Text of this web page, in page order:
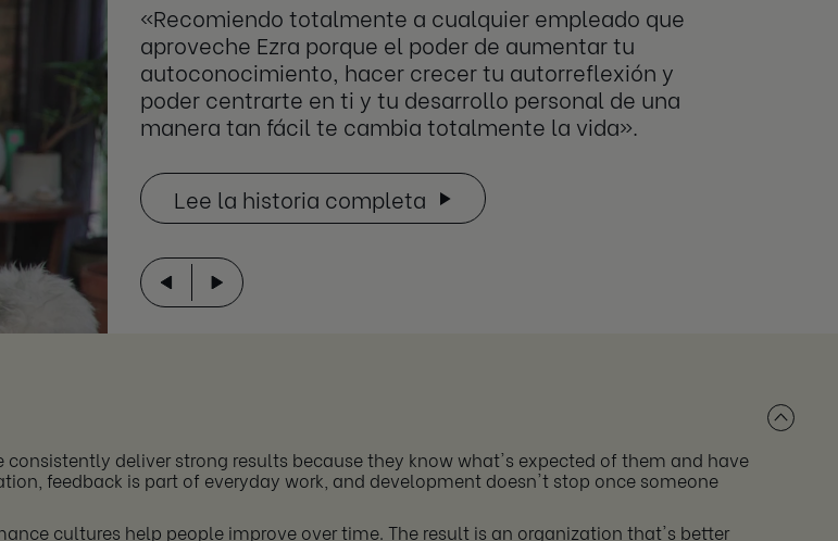
«Recomiendo totalmente a cualquier empleado que
aproveche Ezra porque el poder de aumentar tu
autoconocimiento, hacer crecer tu autorreflexión y
poder centrarte en ti y tu desarrollo personal de una
manera tan fácil te cambia totalmente la vida».
Lee la historia completa
deliver strong results because they know what's expected of them and have
feedback is part of everyday work, and development doesn't stop once someone
cultures help people improve over time. The result is an organization that's better